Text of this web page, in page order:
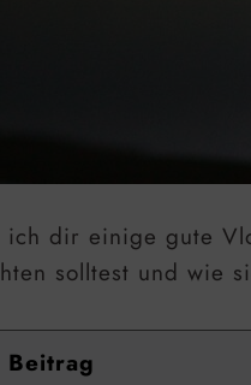
dir einige gute
solltest und wie
Beitrag